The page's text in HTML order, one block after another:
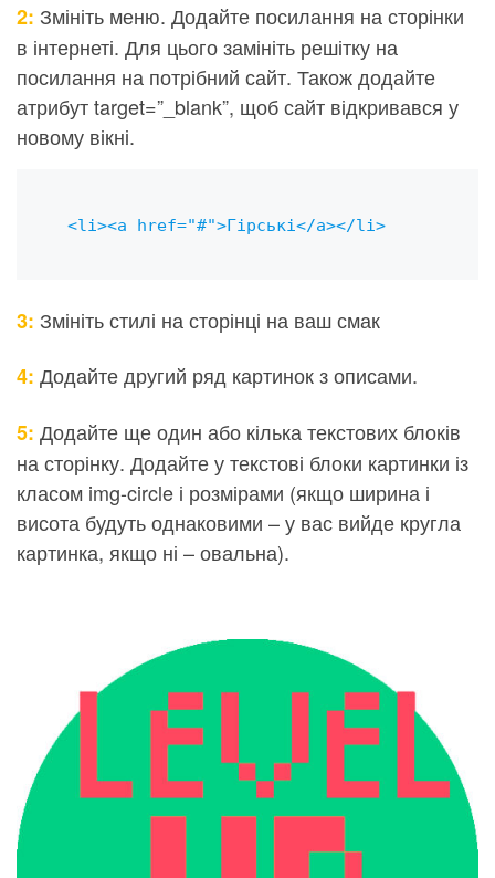
2: Змініть меню. Додайте посилання на сторінки
в інтернеті. Для цього замініть решітку на
посилання на потрібний сайт. Також додайте
атрибут target=”_blank”, щоб сайт відкривався у
новому вікні.
<li><a href="#">Гірські</a></li>
3: Змініть стилі на сторінці на ваш смак
4: Додайте другий ряд картинок з описами.
5: Додайте ще один або кілька текстових блоків
на сторінку. Додайте у текстові блоки картинки із
класом img-circle і розмірами (якщо ширина і
висота будуть однаковими – у вас вийде кругла
картинка, якщо ні – овальна).